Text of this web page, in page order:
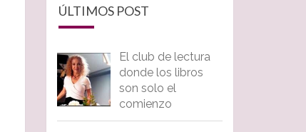
ÚLTIMOS POST
El club de lectura
donde los libros
son solo el
comienzo